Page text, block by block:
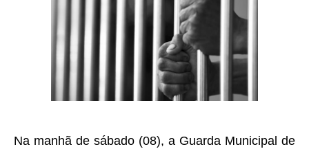
Na manhã de sábado (08), a Guarda Municipal de